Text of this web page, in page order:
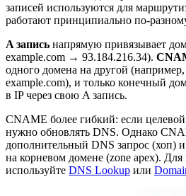
записей используются для
работают принципиально по-
A запись напрямую привязывает
example.com → 93.184.216.34).
одного домена на другой
example.com), и только конечный
в IP через свою A запись.
CNAME более гибкий: если
нужно обновлять DNS. Однако
дополнительный DNS запрос (хоп)
на корневом домене (zone apex). Для
используйте DNS Lookup или